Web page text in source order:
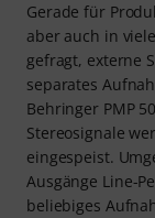
Gerade für
aber auch in
gefragt, externe
separates
Behringer PMP
Stereosignale
eingespeist.
Ausgänge Line-
beliebiges